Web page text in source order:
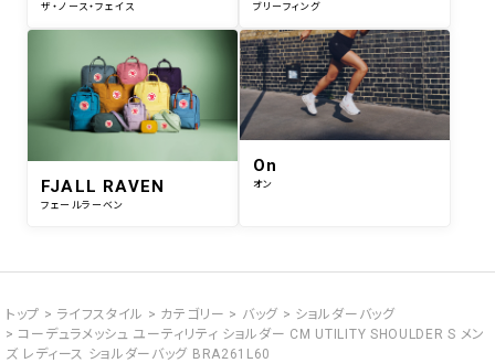
ザ・ノース・フェイス ブリーフィング
FJALL RAVEN
フェールラーベン
On
オン
トップ ライフスタイル カテゴリー バッグ
ショルダーバッグ
コーデュラメッシュ ユーティリティ ショルダー CM UTILITY SHOULDER S メン
ズ レディース ショルダーバッグ BRA261L60